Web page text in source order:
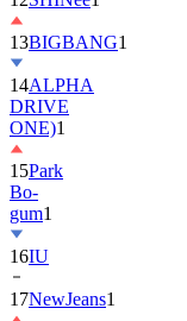
13BIGBANG1
14ALPHA
DRIVE
ONE)1
15Park
Bo-
gum1
16IU
17NewJeans1